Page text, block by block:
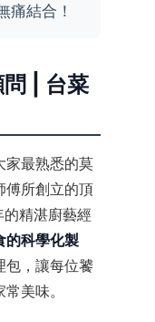
痛結合！
問 | 台菜
家最熟悉的莫
傅所創立的頂
精湛廚藝經
的科學化製
包，讓每位饕
美味。